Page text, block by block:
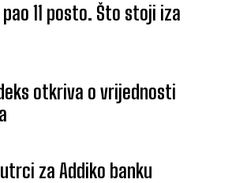
pao 11 posto. Što stoji iza
otkriva o vrijednosti
za Addiko banku